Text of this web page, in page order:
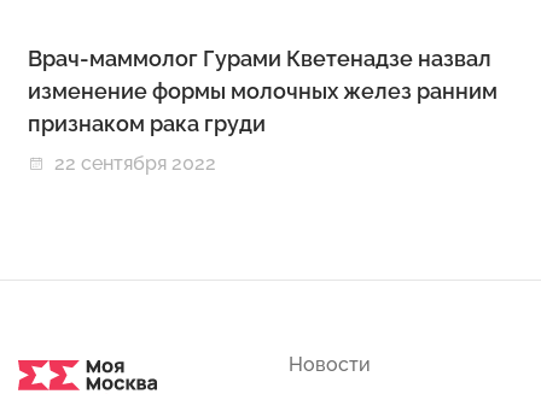
Врач-маммолог Гурами Кветенадзе назвал
изменение формы молочных желез ранним
признаком рака груди
22 сентября 2022
Новости